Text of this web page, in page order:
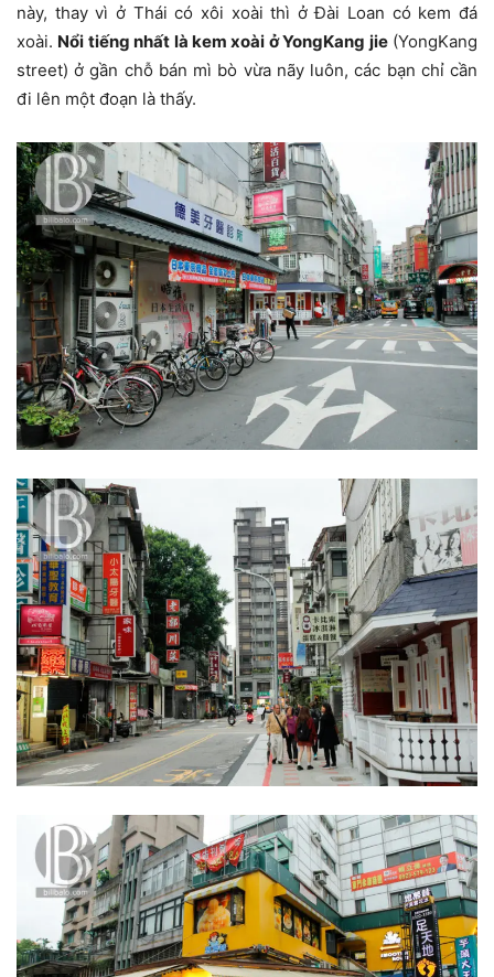
này, thay vì ở Thái có xôi xoài thì ở Đài Loan có kem đá
xoài. Nổi tiếng nhất là kem xoài ở YongKang jie(YongKang
street) ở gần chỗ bán mì bò vừa nãy luôn, các bạn chỉ cần
đi lên một đoạn là thấy.